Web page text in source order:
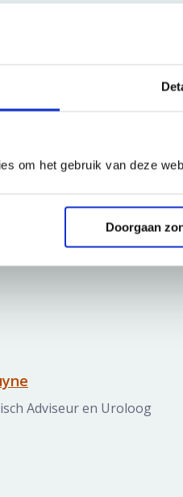
om het gebruik van deze
Doorgaan
Directeur
Adviseur en Uroloog